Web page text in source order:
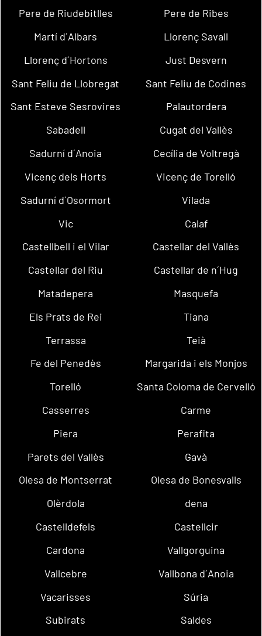
Pere de Riudebitlles
Pere de Ribes
Martí d´Albars
Llorenç Savall
Llorenç d´Hortons
Just Desvern
Sant Feliu de Llobregat
Sant Feliu de Codines
Sant Esteve Sesrovires
Palautordera
Sabadell
Cugat del Vallès
Sadurní d´Anoia
Cecília de Voltregà
Vicenç dels Horts
Vicenç de Torelló
Sadurní d´Osormort
Vilada
Vic
Calaf
Castellbell i el Vilar
Castellar del Vallès
Castellar del Riu
Castellar de n´Hug
Matadepera
Masquefa
Els Prats de Rei
Tiana
Terrassa
Teià
Fe del Penedès
Margarida i els Monjos
Torelló
Santa Coloma de Cervelló
Casserres
Carme
Piera
Perafita
Parets del Vallès
Gavà
Olesa de Montserrat
Olesa de Bonesvalls
Olèrdola
dena
Castelldefels
Castellcir
Cardona
Vallgorguina
Vallcebre
Vallbona d´Anoia
Vacarisses
Súria
Subirats
Saldes